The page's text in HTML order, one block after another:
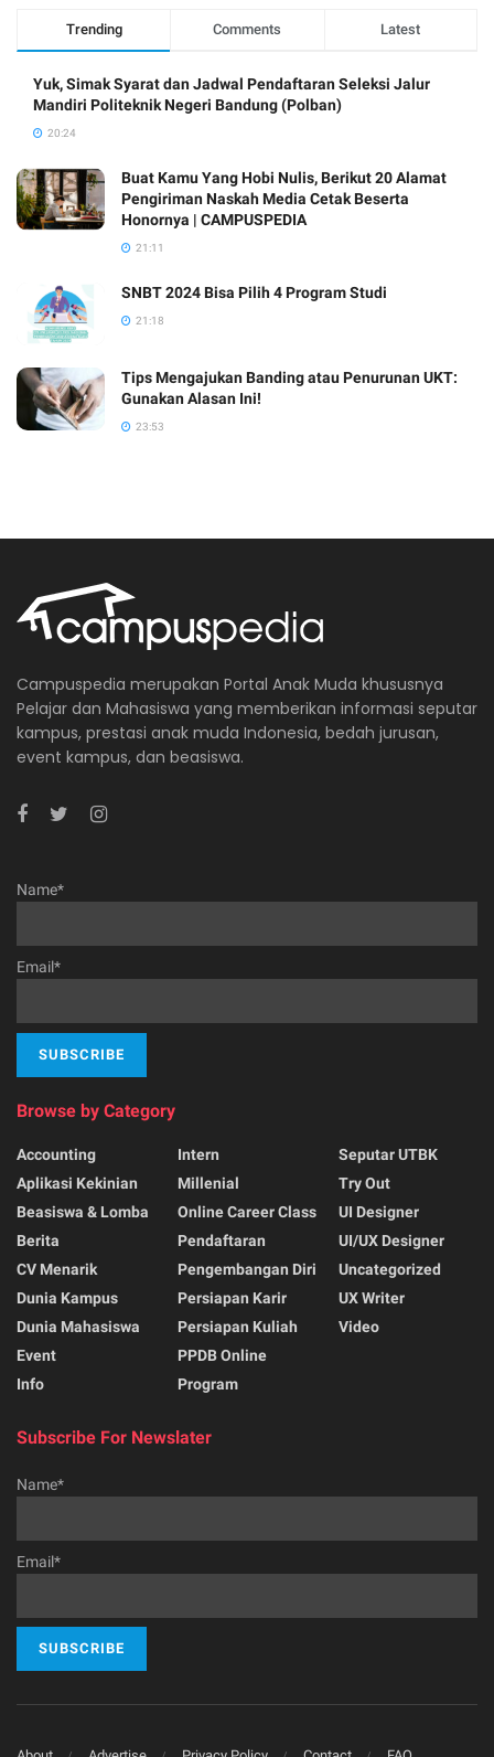
Trending Comments Latest
Yuk, Simak Syarat dan Jadwal Pendaftaran Seleksi Jalur
Mandiri Politeknik Negeri Bandung (Polban)
20:24
Buat Kamu Yang Hobi Nulis, Berikut 20 Alamat
Pengiriman Naskah Media Cetak Beserta
Honornya | CAMPUSPEDIA
21:11
SNBT 2024 Bisa Pilih 4 Program Studi
21:18
Tips Mengajukan Banding atau Penurunan UKT:
Gunakan Alasan Ini!
23:53
Campuspedia merupakan Portal Anak Muda khususnya
Pelajar dan Mahasiswa yang memberikan informasi seputar
kampus, prestasi anak muda Indonesia, bedah jurusan,
event kampus, dan beasiswa.
Name*
Email*
Browse by Category
Accounting
Aplikasi Kekinian
Beasiswa & Lomba
Berita
CV Menarik
Dunia Kampus
Dunia Mahasiswa
Event
Info
Intern
Millenial
Online Career Class
Pendaftaran
Pengembangan Diri
Persiapan Karir
Persiapan Kuliah
PPDB Online
Program
Seputar UTBK
Try Out
UI Designer
UI/UX Designer
Uncategorized
UX Writer
Video
Subscribe For Newslater
Name*
Email*